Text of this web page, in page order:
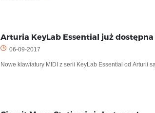
Arturia KeyLab Essential już
06-09-2017
Nowe klawiatury MIDI z serii KeyLab Essential od Arturii